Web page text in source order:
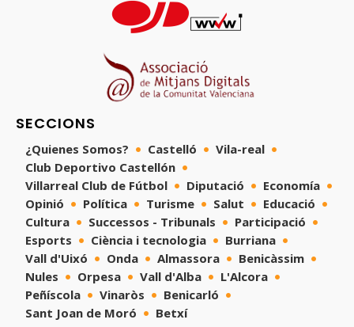
SECCIONS
¿Quienes Somos? Castelló
Vila-real
Club Deportivo Castellón
Villarreal Club de Fútbol
Diputació
Economía
Opinió
Política Turisme Salut
Educació
Cultura
Successos - Tribunals
Participació
Esports
Ciència i tecnologia
Burriana
Vall d'Uixó
Onda Almassora
Benicàssim
Nules
Orpesa Vall d'Alba
L'Alcora
Peñíscola
Vinaròs
Benicarló
Sant Joan de Moró
Betxí